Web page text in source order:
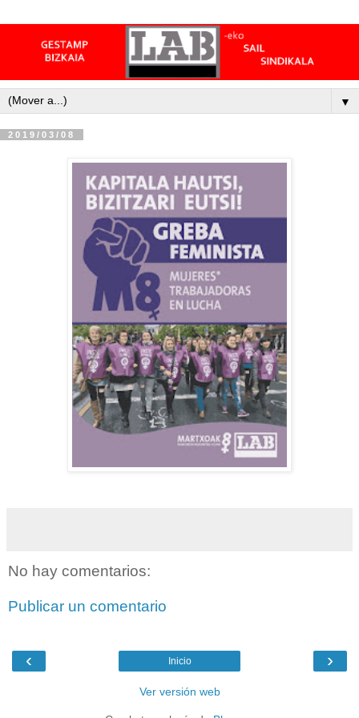
▼
2019/03/08
No hay comentarios:
Publicar un comentario
‹ ›
Inicio
Ver versión web